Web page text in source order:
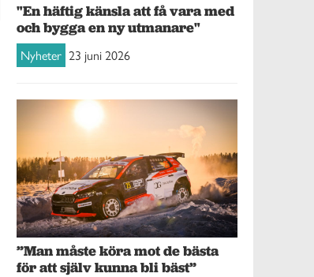
"En häftig känsla att få vara med
och bygga en ny utmanare"
Nyheter 23 juni 2026
”Man måste köra mot de bästa
för att själv kunna bli bäst”